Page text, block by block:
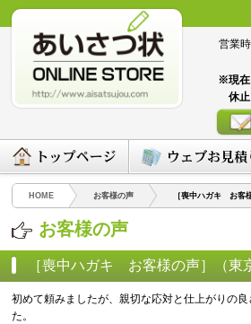
営業
※現在
休
HOME お客様の声 ［喪中ハガキ お客
お客様の声
［喪中ハガキ お客様の声］（東
初めて頼みましたが、親切な応対と仕上がりの
た。